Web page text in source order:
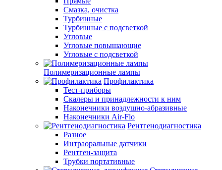
Смазка, очистка
Турбинные
Турбинные с подсветкой
Угловые
Угловые повышающие
Угловые с подсветкой
Полимеризационные лампы
Профилактика
Тест-приборы
Скалеры и принадлежности к ним
Наконечники воздушно-абразивные
Наконечники Air-Flo
Рентгенодиагностика
Разное
Интраоральные датчики
Рентген-защита
Трубки портативные